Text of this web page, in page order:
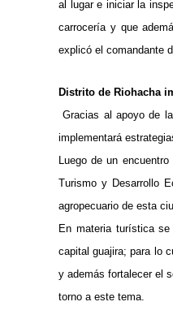
al lugar e iniciar la
carrocería y que
explicó el comandante
Distrito de Riohacha
Gracias al apoyo de
implementará
Luego de un
Turismo y Desarrollo
agropecuario de esta
En materia turística
capital guajira; para lo
y además fortalecer el
torno a este tema.